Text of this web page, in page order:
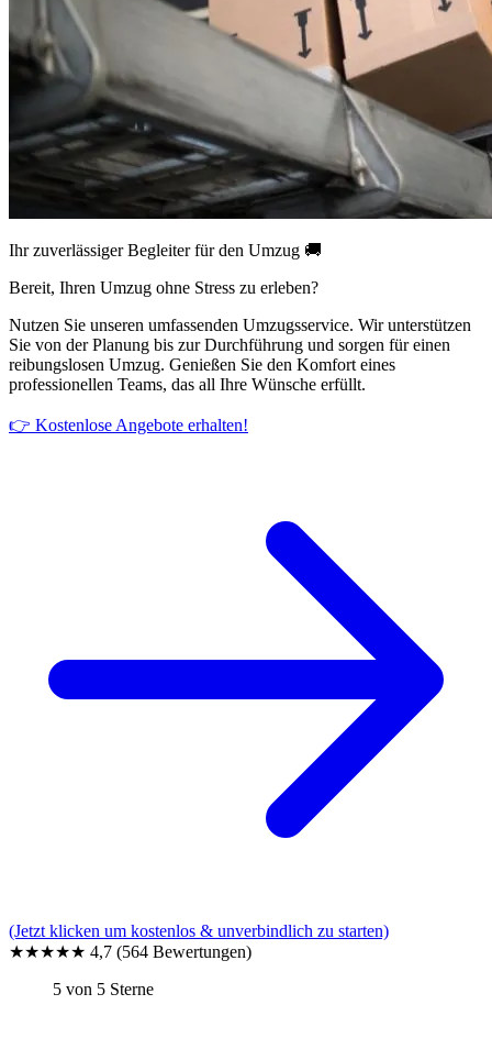
Ihr zuverlässiger Begleiter für den Umzug 🚚
Bereit, Ihren Umzug ohne Stress zu erleben?
Nutzen Sie unseren umfassenden Umzugsservice. Wir unterstützen
Sie von der Planung bis zur Durchführung und sorgen für einen
reibungslosen Umzug. Genießen Sie den Komfort eines
professionellen Teams, das all Ihre Wünsche erfüllt.
👉 Kostenlose Angebote erhalten!
(Jetzt klicken um kostenlos & unverbindlich zu starten)
★★★★★ 4,7 (564 Bewertungen)
5 von 5 Sterne